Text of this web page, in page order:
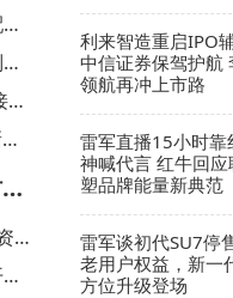
料
利来智造重启IPO
中信证券保驾护航
领航再冲上市路
雷军直播15小时靠
神喊代言 红牛回
塑品牌能量新典范
雷军谈初代SU7停
老用户权益，新一
方位升级登场